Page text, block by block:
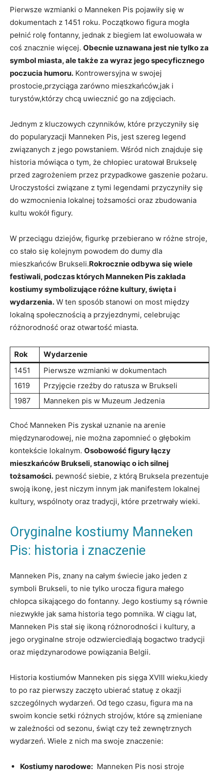
Pierwsze⁣ wzmianki o Manneken Pis pojawiły się w
dokumentach z 1451 roku. Początkowo figura mogła
pełnić rolę fontanny, jednak z biegiem lat ewoluowała⁢ w⁢
coś znacznie więcej.⁤ Obecnie uznawana⁤ jest ⁤nie tylko za
symbol miasta, ‌ale także ​za wyraz jego ⁤specyficznego
poczucia ⁣humoru. Kontrowersyjna w swojej‍
prostocie,przyciąga zarówno mieszkańców,jak​ i
turystów,którzy chcą uwiecznić ‌go na zdjęciach.
Jednym z kluczowych czynników,‌ które przyczyniły się
do ‌popularyzacji Manneken Pis, jest szereg ⁤legend
‍związanych z jego⁣ powstaniem.‍ Wśród nich znajduje​ się
historia mówiąca ⁢o tym, że chłopiec uratował Brukselę
przed zagrożeniem⁢ przez przypadkowe gaszenie pożaru.
Uroczystości związane z tymi legendami przyczyniły się
⁤do wzmocnienia lokalnej tożsamości oraz zbudowania
kultu wokół⁢ figury.
W przeciągu dziejów, ⁣figurkę przebierano w różne stroje,
‍co‍ stało się kolejnym powodem do⁢ dumy ⁤dla
mieszkańców Brukseli.Rokrocznie odbywa się wiele
festiwali, podczas których Manneken Pis ‍zakłada
kostiumy‍ symbolizujące różne kultury, święta i
wydarzenia. W ten sposób stanowi on ​most między⁣
lokalną ​społecznością a przyjezdnymi, celebrując
różnorodność oraz otwartość miasta.
Rok
Wydarzenie
1451
Pierwsze wzmianki w dokumentach
1619
Przyjęcie ⁢rzeźby ​do‌ ratusza w Brukseli
1987
Manneken pis w Muzeum Jedzenia
Choć Manneken Pis‌ zyskał uznanie ​na arenie
międzynarodowej, ​nie można zapomnieć o głębokim
kontekście lokalnym. Osobowość⁢ figury łączy
mieszkańców Brukseli, stanowiąc o ich⁢ silnej
tożsamości. pewność siebie, z którą Bruksela prezentuje
swoją‌ ikonę, jest niczym innym⁢ jak manifestem lokalnej
kultury, wspólnoty oraz tradycji, które przetrwały ‌wieki.
Oryginalne kostiumy Manneken
Pis: ⁣historia i znaczenie
Manneken Pis, znany na całym świecie jako​ jeden⁢ z
symboli Brukseli, to nie tylko urocza figura małego
chłopca sikającego ‍do fontanny. Jego⁢ kostiumy są równie
niezwykłe jak sama historia tego pomnika. W ciągu lat,
Manneken ​Pis stał się ikoną⁤ różnorodności i kultury, a⁤
jego oryginalne stroje odzwierciedlają bogactwo⁢ tradycji
oraz międzynarodowe powiązania Belgii.
Historia kostiumów ​Manneken pis sięga XVIII wieku,kiedy
‌to⁣ po ​raz pierwszy zaczęto ubierać ‌statuę z okazji
szczególnych wydarzeń. Od tego⁤ czasu, figura ma na‌
swoim koncie setki różnych strojów, ​które są zmieniane
w ⁢zależności od sezonu, świąt czy też zewnętrznych
⁢wydarzeń.‍ Wiele z nich ma swoje znaczenie:
Kostiumy narodowe: ⁣ Manneken⁤ Pis nosi stroje